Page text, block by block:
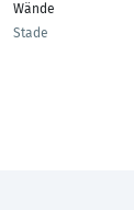
Wände
Stade